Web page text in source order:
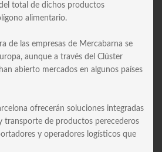
total de dichos productos
alimentario.
de las empresas de Mercabarna se
aunque a través del Clúster
abierto mercados en algunos países
ofrecerán soluciones integradas
transporte de productos perecederos
y operadores logísticos que